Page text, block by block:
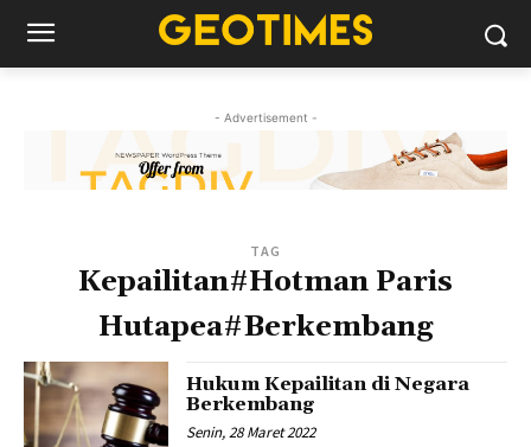
- Advertisement -
TAG
Kepailitan#Hotman Paris
Hutapea#Berkembang
Hukum Kepailitan di Negara
Berkembang
Senin, 28 Maret 2022